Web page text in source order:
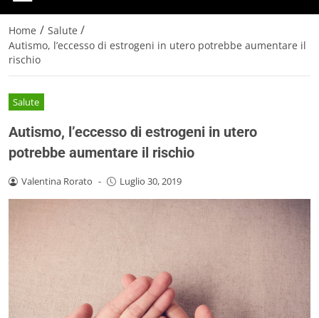
Home / Salute /
Autismo, l’eccesso di estrogeni in utero potrebbe aumentare il
rischio
Salute
Autismo, l’eccesso di estrogeni in utero
potrebbe aumentare il rischio
Valentina Rorato - Luglio 30, 2019